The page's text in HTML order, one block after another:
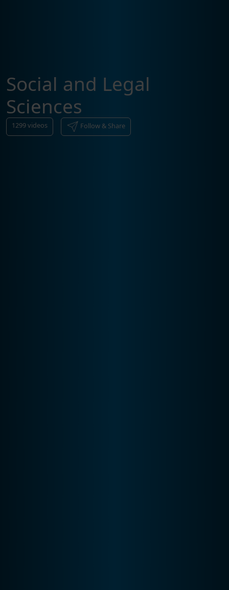
Social and Legal
Sciences
1299videos Follow & Share